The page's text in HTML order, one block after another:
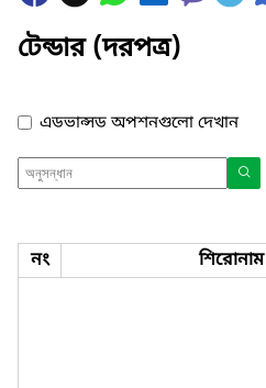
টেন্ডার (দরপত্র)
এডভান্সড অপশনগুলো দেখান
নং শিরোনাম